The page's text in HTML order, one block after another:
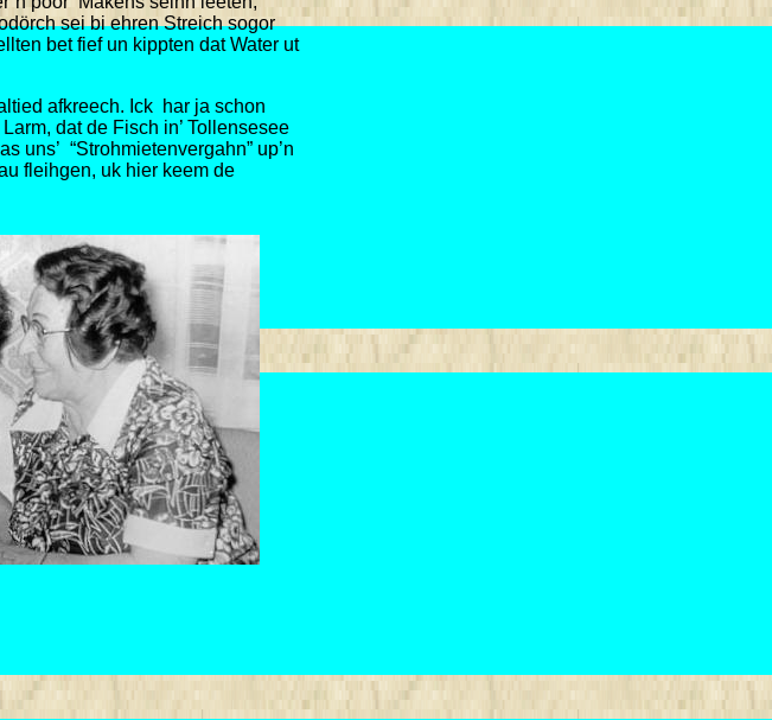
sei bi ehren Streich sogor
bet fief un kippten dat Water ut
afkreech. Ick har ja schon
dat de Fisch in’ Tollensesee
uns’ “Strohmietenvergahn” up’n
fleihgen, uk hier keem de